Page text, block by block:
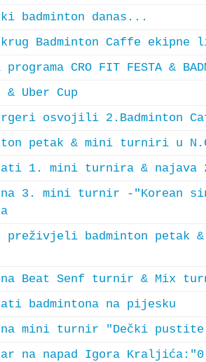
badminton danas...
Badminton Caffe ekipne
CRO FIT FESTA &
& Uber Cup
osvojili 2.Badminton
petak & mini turniri u
1. mini turnira & najava
na 3. mini turnir -"Korean
preživjeli badminton petak
Beat Senf turnir & Mix
badmintona na pijesku
na mini turnir "Dečki
na napad Igora Kraljića:"0